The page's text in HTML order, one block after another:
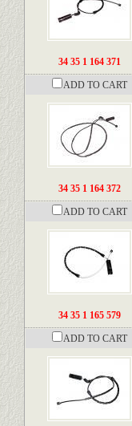
34 35 1 164 371
ADD TO CART
34 35 1 164 372
ADD TO CART
34 35 1 165 579
ADD TO CART